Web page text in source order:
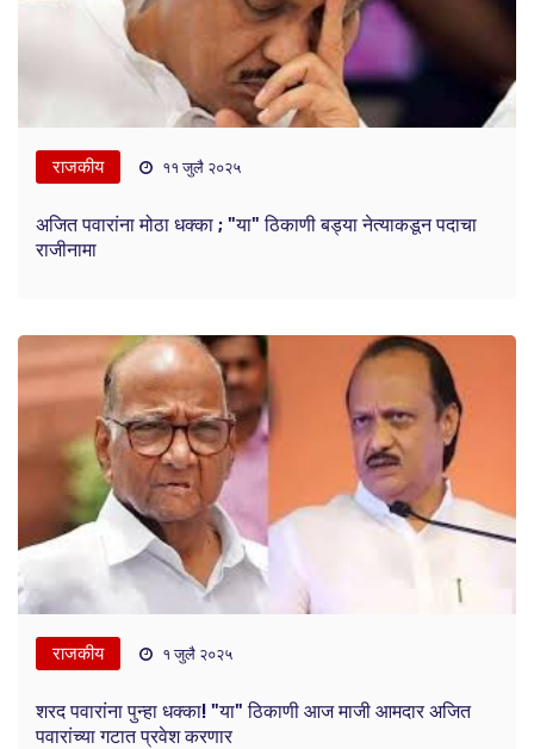
राजकीय ११ जुलै २०२५
अजित पवारांना मोठा धक्का ; "या" ठिकाणी बड्या नेत्याकडून पदाचा
राजीनामा
राजकीय १ जुलै २०२५
शरद पवारांना पुन्हा धक्का! "या" ठिकाणी आज माजी आमदार अजित
पवारांच्या गटात प्रवेश करणार